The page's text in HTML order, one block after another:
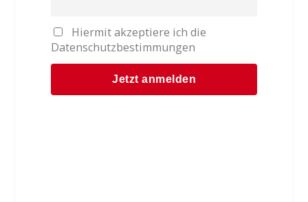
Hiermit akzeptiere ich die
Datenschutzbestimmungen